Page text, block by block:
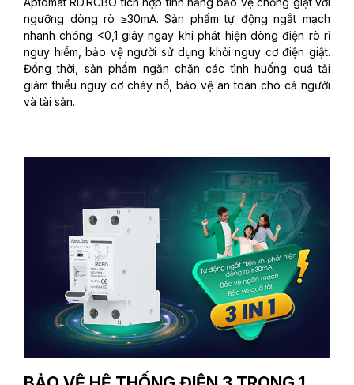
ngưỡng dòng rò ≥30mA. Sản phẩm tự động ngắt mạch
nhanh chóng <0,1 giây ngay khi phát hiện dòng điện rò rỉ
nguy hiểm, bảo vệ người sử dụng khỏi nguy cơ điện giật.
Đồng thời, sản phẩm ngăn chặn các tình huống quá tải
giảm thiểu nguy cơ cháy nổ, bảo vệ an toàn cho cả người
và tài sản.